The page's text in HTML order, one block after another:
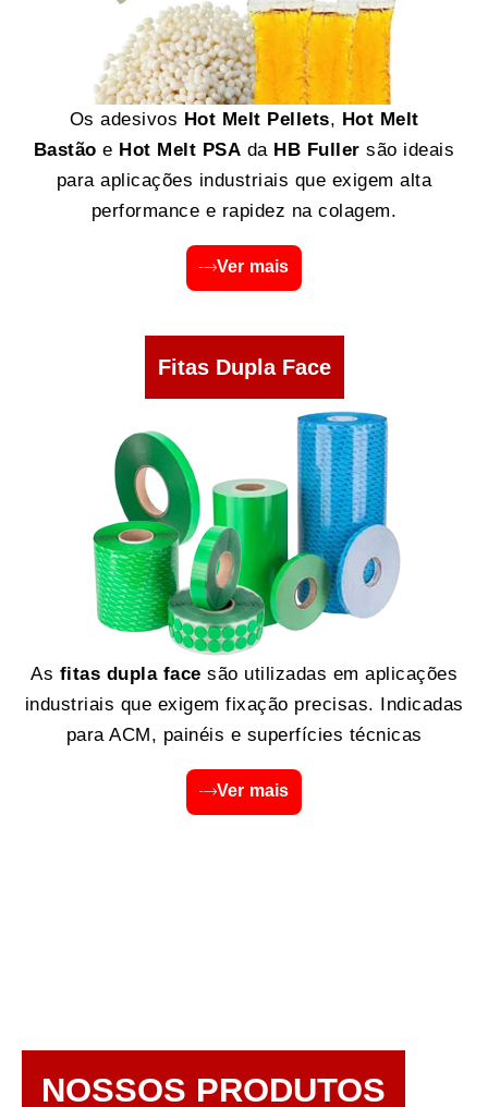
Os adesivos Hot Melt Pellets, Hot Melt
Bastão e Hot Melt PSA da HB Fuller são ideais
para aplicações industriais que exigem alta
performance e rapidez na colagem.
Ver mais
Fitas Dupla Face
As fitas dupla face são utilizadas em aplicações
industriais que exigem fixação precisas. Indicadas
para ACM, painéis e superfícies técnicas
Ver mais
NOSSOS PRODUTOS